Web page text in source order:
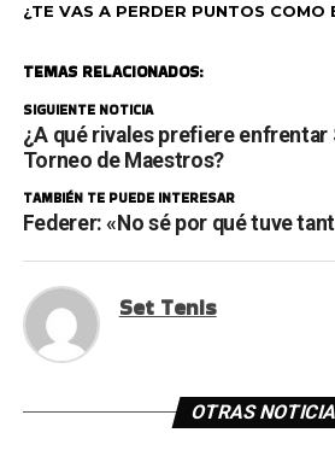
¿TE VAS A PERDER PUNTOS COMO
TEMAS RELACIONADOS:
SIGUIENTE NOTICIA
¿A qué rivales prefiere enfrentar
Torneo de Maestros?
TAMBIÉN TE PUEDE INTERESAR
Federer: «No sé por qué tuve
Set Tenis
OTRAS